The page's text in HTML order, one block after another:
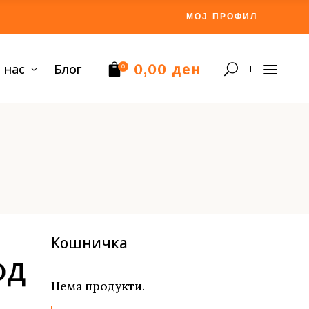
МОЈ ПРОФИЛ
нас Блог 0 0,00 ден
Кошничка
Нема продукти.